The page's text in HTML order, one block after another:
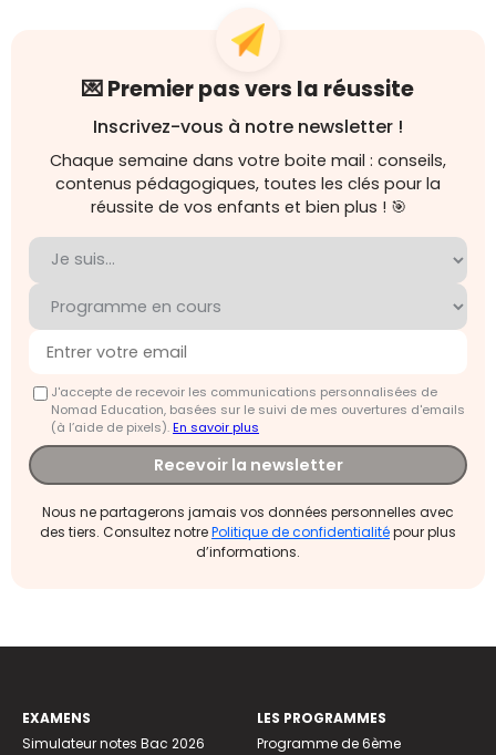
💌 Premier pas vers la réussite
Inscrivez-vous à notre newsletter !
Chaque semaine dans votre boite mail : conseils,
contenus pédagogiques, toutes les clés pour la
réussite de vos enfants et bien plus ! 🎯
J'accepte de recevoir les communications personnalisées de
Nomad Education, basées sur le suivi de mes ouvertures d'emails
(à l’aide de pixels).En savoir plus
Recevoir la newsletter
Nous ne partagerons jamais vos données personnelles avec
des tiers. Consultez notrePolitique de confidentialitépour plus
d’informations.
EXAMENS
Simulateur notes Bac 2026
LES PROGRAMMES
Programme de 6ème